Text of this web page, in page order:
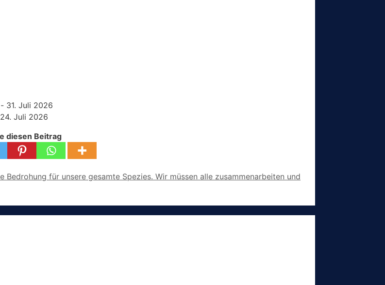
- 31. Juli 2026
Juli 2026
diesen Beitrag
für unsere gesamte Spezies. Wir müssen alle zusammenarbeiten und